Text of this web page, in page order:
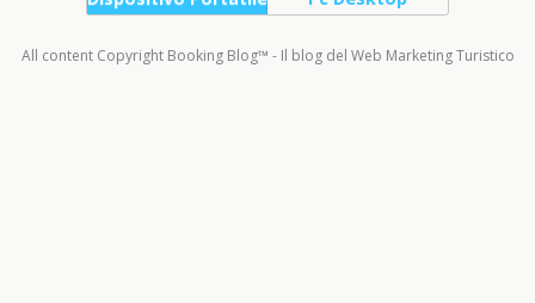
All content Copyright Booking Blog™ - Il blog del Web Marketing Turistico